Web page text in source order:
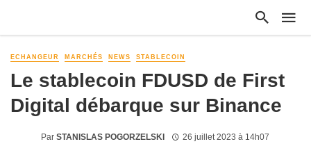
ECHANGEUR MARCHÉS NEWS STABLECOIN
Le stablecoin FDUSD de First
Digital débarque sur Binance
Par STANISLAS POGORZELSKI 26 juillet 2023 à 14h07